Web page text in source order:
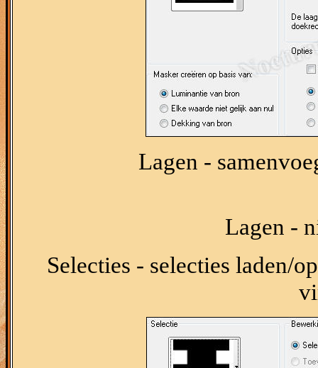
Lagen -
Lagen -
Selecties - selecties laden/